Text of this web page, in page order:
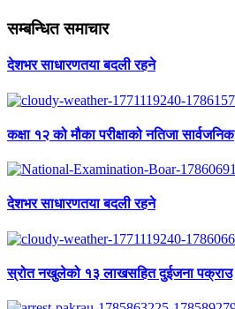
सम्बन्धित समाचार
देशभर साधारणतया बदली रहने
कक्षा १२ को मौका परीक्षाको नतिजा सार्वजनिक
देशभर साधारणतया बदली रहने
स्रोत नखुलेको १३ लाखसहित दुईजना पक्राउ